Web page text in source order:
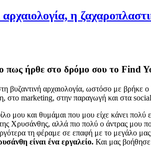
η
πως ήρθε στο δρόμο σου το Find
αρχαιολογία, ωστόσο με βρήκε
στο marketing, στην παραγωγή και στα
μου και θυμάμαι που μου είχε κάνει
Χρυσάνθης, αλλά πιο πολύ ο άντρας μου
τη φέραμε σε επαφή με το μεγάλο μας
είναι ένα εργαλείο. Και μας βοήθησε